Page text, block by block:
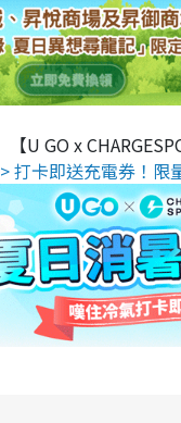
【U GO x
> 打卡即送充電券！限